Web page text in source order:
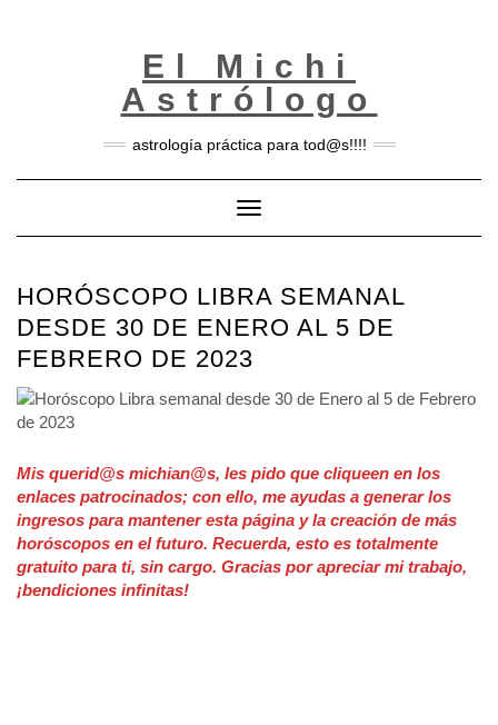
El Michi
Astrólogo
astrología práctica para tod@s!!!!
Toggle Navigation
HORÓSCOPO LIBRA SEMANAL
DESDE 30 DE ENERO AL 5 DE
FEBRERO DE 2023
Mis querid@s michian@s, les pido que cliqueen en los
enlaces patrocinados; con ello, me ayudas a generar los
ingresos para mantener esta página y la creación de más
horóscopos en el futuro. Recuerda, esto es totalmente
gratuito para ti, sin cargo. Gracias por apreciar mi trabajo,
¡bendiciones infinitas!